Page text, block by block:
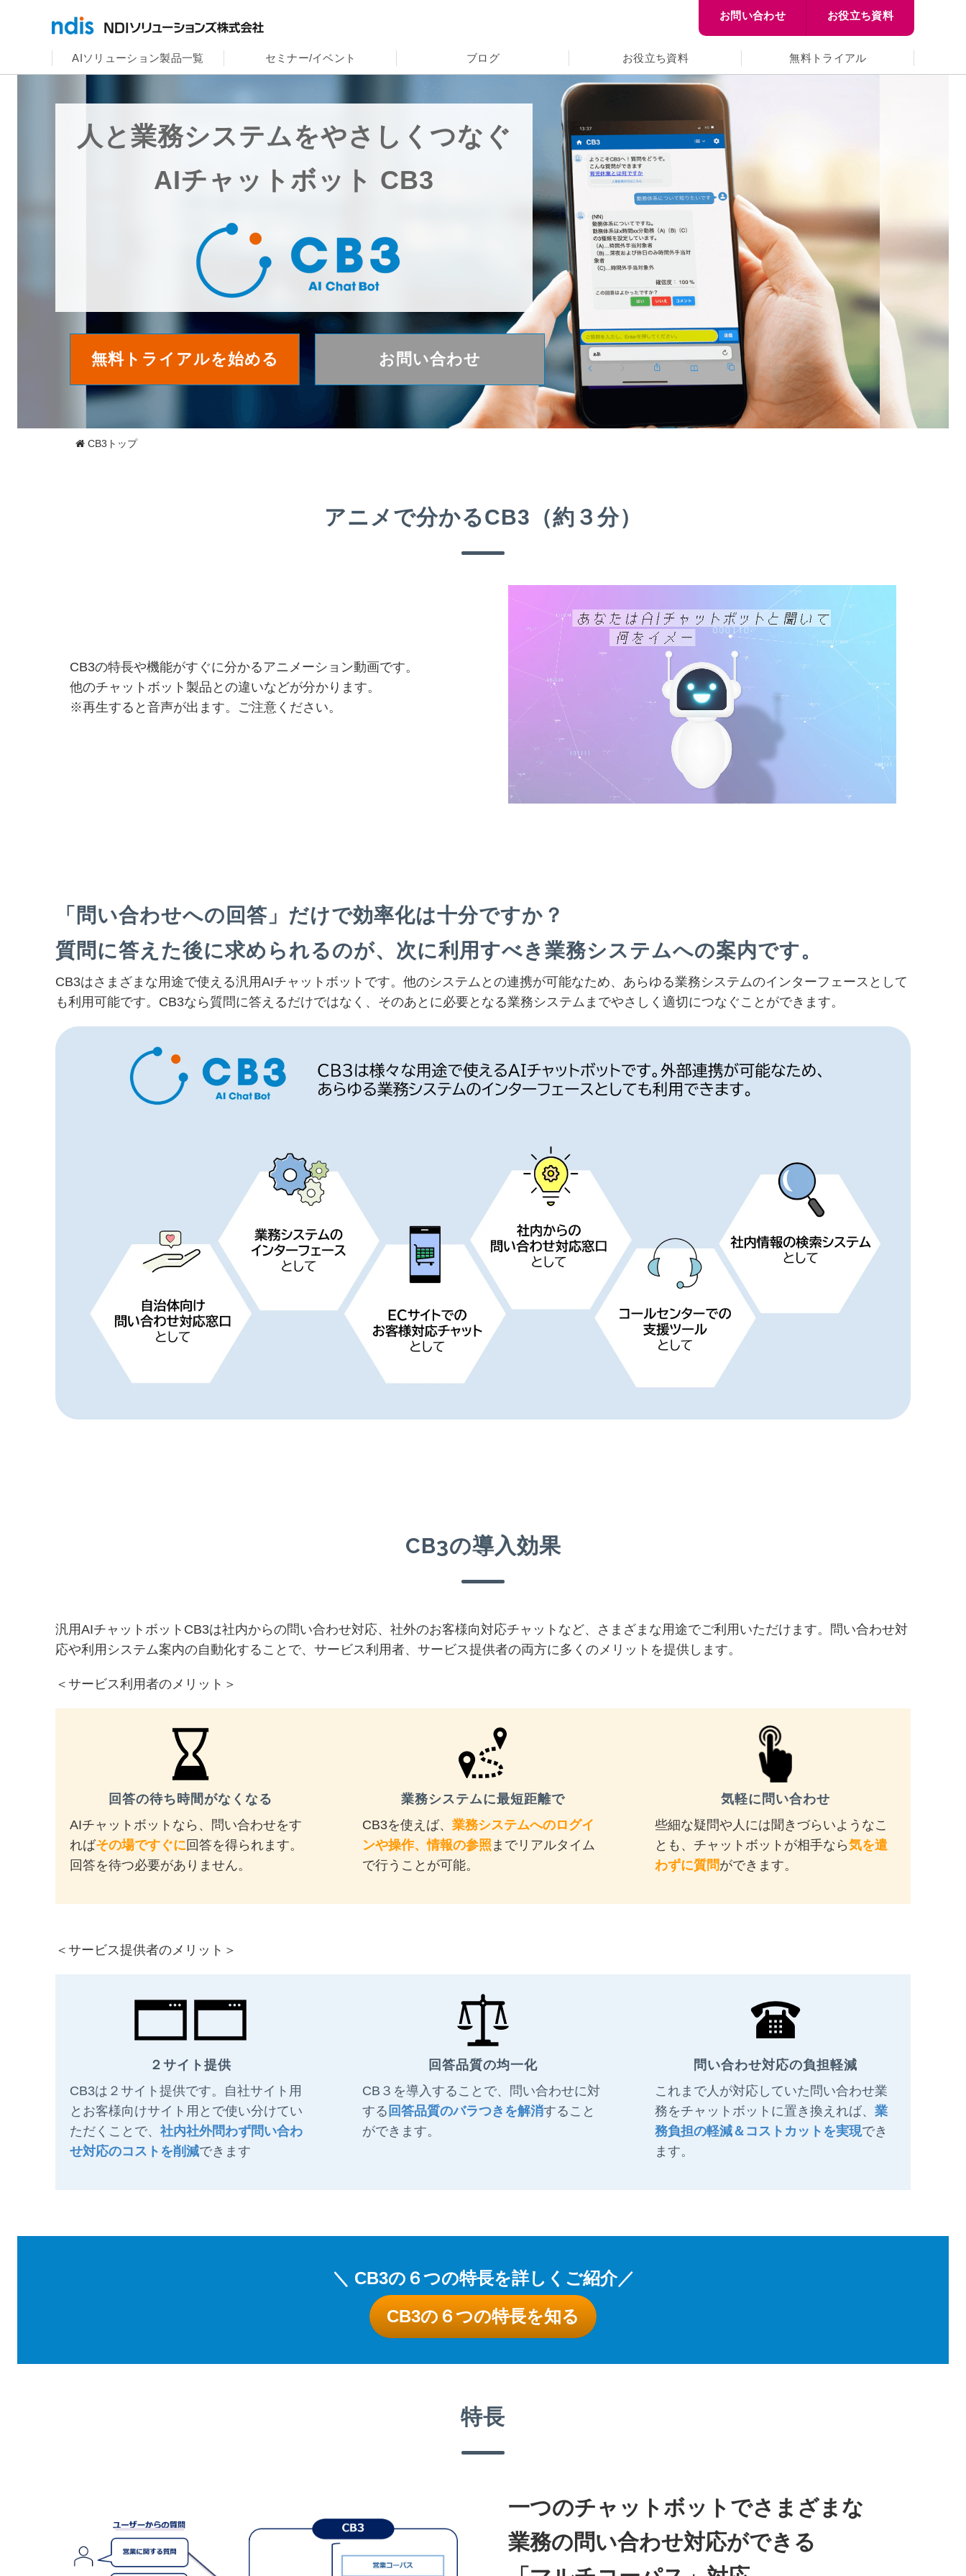
お問い合わせ お役立ち資料
AIソリューション製品一覧 セミナー/イベント ブログ お役立ち資料 無料トライアル
人と業務システムをやさしくつなぐ
AIチャットボット CB3
無料トライアルを始める お問い合わせ
CB3トップ
アニメで分かるCB3（約３分）
CB3の特長や機能がすぐに分かるアニメーション動画です。
他のチャットボット製品との違いなどが分かります。
※再生すると音声が出ます。ご注意ください。
「問い合わせへの回答」だけで効率化は十分ですか？
質問に答えた後に求められるのが、次に利用すべき業務システムへの案内です。
CB3はさまざまな用途で使える汎用AIチャットボットです。他のシステムとの連携が可能なため、あらゆる業務システムのインターフェースとして
も利用可能です。 CB3なら質問に答えるだけではなく、そのあとに必要となる業務システムまでやさしく適切につなぐことができます。
CB3の導入効果
汎用AIチャットボット CB3は社内からの問い合わせ対応、社外のお客様向対応チャットなど、さまざまな用途でご利用いただけます。問い合わせ対
応や利用システム案内の自動化することで、サービス利用者、サービス提供者の両方に多くのメリットを提供します。
＜サービス利用者のメリット＞
回答の待ち時間がなくなる
AIチャットボットなら、問い合わせをす
ればその場ですぐに 回答を得られます。
回答を待つ必要がありません。
業務システムに最短距離で
CB3を使えば、 業務システムへのログイ
ンや操作、情報の参照 までリアルタイム
で行うことが可能。
気軽に問い合わせ
些細な疑問や人には聞きづらいようなこ
とも、チャットボットが相手なら気を遣
わずに質問ができます。
＜サービス提供者のメリット＞
２サイト提供
CB3は２サイト提供です。自社サイト用
とお客様向けサイト用とで使い分けてい
ただくことで、 社内社外問わず問い合わ
せ対応のコストを削減できます
回答品質の均一化
CB３を導入することで、問い合わせに対
する 回答品質のバラつきを解消すること
ができます。
問い合わせ対応の負担軽減
これまで人が対応していた問い合わせ業
務をチャットボットに置き換えれば、 業
務負担の軽減＆コストカットを実現でき
ます。
＼ CB3の６つの特長を詳しくご紹介／
CB3の６つの特長を知る
特長
一つのチャットボットでさまざまな
業務の問い合わせ対応ができる